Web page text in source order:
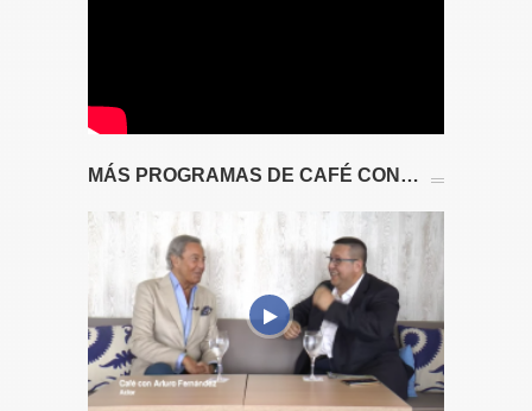
MÁS PROGRAMAS DE CAFÉ CON…